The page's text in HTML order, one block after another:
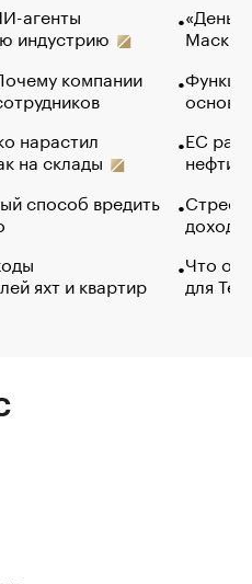
агенты
индустрию
компании
нарастил
на склады
способ вредить
яхт и квартир
Маск в
основ
ЕС
нефти
Что
для